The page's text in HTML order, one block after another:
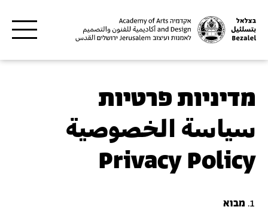
מדיניות פרטיות
سياسة الخصوصية
Privacy Policy
מבוא